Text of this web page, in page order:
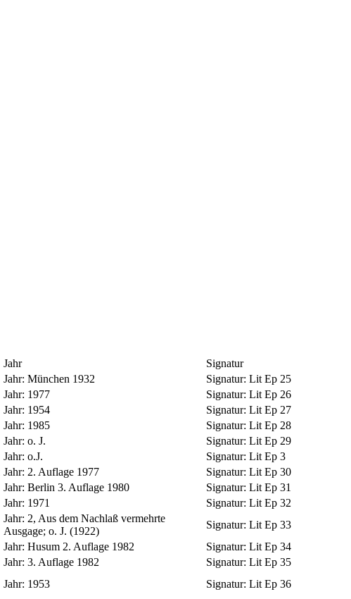
Jahr
Signatur
Jahr: München 1932 Signatur: Lit Ep 25
Jahr: 1977 Signatur: Lit Ep 26
Jahr: 1954 Signatur: Lit Ep 27
Jahr: 1985 Signatur: Lit Ep 28
Jahr: o. J. Signatur: Lit Ep 29
Jahr: o.J. Signatur: Lit Ep 3
Jahr: 2. Auflage 1977 Signatur: Lit Ep 30
Jahr: Berlin 3. Auflage 1980 Signatur: Lit Ep 31
Jahr: 1971 Signatur: Lit Ep 32
Jahr: 2, Aus dem Nachlaß vermehrte
Ausgage; o. J. (1922)
Signatur: Lit Ep 33
Jahr: Husum 2. Auflage 1982 Signatur: Lit Ep 34
Jahr: 3. Auflage 1982 Signatur: Lit Ep 35
Jahr: 1953 Signatur: Lit Ep 36